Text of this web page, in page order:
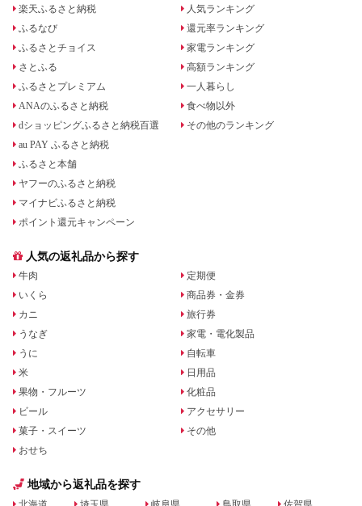
楽天ふるさと納税
ふるなび
ふるさとチョイス
さとふる
ふるさとプレミアム
ANAのふるさと納税
dショッピングふるさと納税百選
au PAY ふるさと納税
ふるさと本舗
ヤフーのふるさと納税
マイナビふるさと納税
ポイント還元キャンペーン
人気ランキング
還元率ランキング
家電ランキング
高額ランキング
一人暮らし
食べ物以外
その他のランキング
人気の返礼品から探す
牛肉
いくら
カニ
うなぎ
うに
米
果物・フルーツ
ビール
菓子・スイーツ
おせち
定期便
商品券・金券
旅行券
家電・電化製品
自転車
日用品
化粧品
アクセサリー
その他
地域から返礼品を探す